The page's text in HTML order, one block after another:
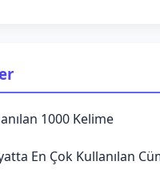
1000 Kelime
En Çok Kullanılan